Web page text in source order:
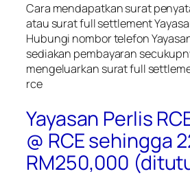
Cara mendapatkan surat
atau surat full settlement
Hubungi nombor telefon
sediakan pembayaran
mengeluarkan surat full
rce
Yayasan Perlis
@ RCE sehingga
RM250,000